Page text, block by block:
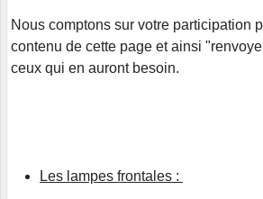
Nous comptons sur votre participation
contenu de cette page et ainsi
ceux qui en auront besoin.
Les lampes frontales :